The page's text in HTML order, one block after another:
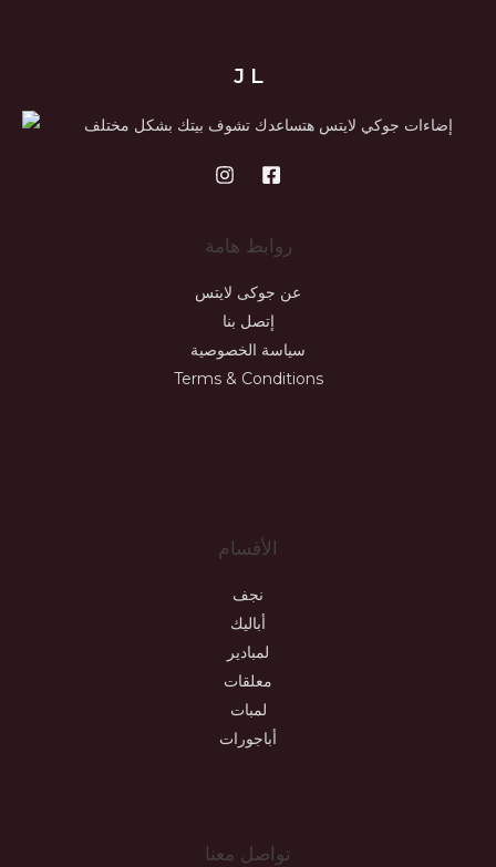
J L
إضاءات جوكي لايتس هتساعدك تشوف بيتك بشكل مختلف
روابط هامة
عن جوكى لايتس
إتصل بنا
سياسة الخصوصية
Terms & Conditions
الأقسام
نجف
أباليك
لمبادير
معلقات
لمبات
أباجورات
تواصل معنا